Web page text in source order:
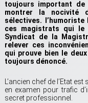
toujours important de
montrer la nocivité
sélectives.
ces magistrats qui
Syndicat de la
relever ces
qui prouve bien le
toujours dénoncé.
L’ancien chef de l’Etat
en examen pour trafic
secret professionnel.